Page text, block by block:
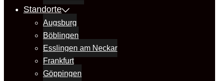
Standorte
Augsburg
Böblingen
Esslingen am Neckar
Frankfurt
Göppingen